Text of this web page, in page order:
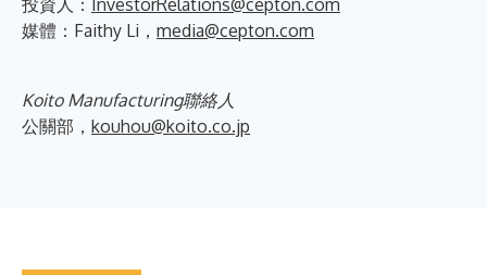
媒體：Faithy Li， media@cepton.com
Koito Manufacturing聯絡人
公關部， kouhou@koito.co.jp